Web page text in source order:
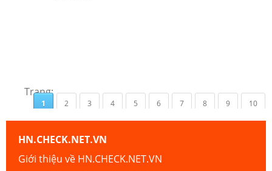
Trang:
1 2 3 4 5 6 7 8 9 10
HN.CHECK.NET.VN
Giới thiệu về HN.CHECK.NET.VN